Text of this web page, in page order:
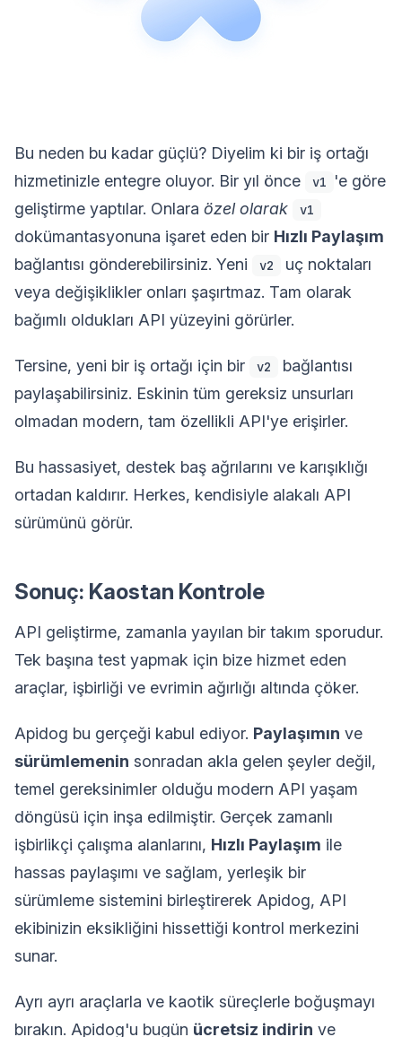
Bu neden bu kadar güçlü? Diyelim ki bir iş ortağı
hizmetinizle entegre oluyor. Bir yıl önce
v1
'e göre
geliştirme yaptılar. Onlara özel olarak v1
dokümantasyonuna işaret eden bir Hızlı Paylaşım
bağlantısı gönderebilirsiniz. Yeni
v2
uç noktaları
veya değişiklikler onları şaşırtmaz. Tam olarak
bağımlı oldukları API yüzeyini görürler.
Tersine, yeni bir iş ortağı için bir v2
bağlantısı
paylaşabilirsiniz. Eskinin tüm gereksiz unsurları
olmadan modern, tam özellikli API'ye erişirler.
Bu hassasiyet, destek baş ağrılarını ve karışıklığı
ortadan kaldırır. Herkes, kendisiyle alakalı API
sürümünü görür.
Sonuç: Kaostan Kontrole
API geliştirme, zamanla yayılan bir takım sporudur.
Tek başına test yapmak için bize hizmet eden
araçlar, işbirliği ve evrimin ağırlığı altında çöker.
Apidog bu gerçeği kabul ediyor. Paylaşımın ve
sürümlemenin sonradan akla gelen şeyler değil,
temel gereksinimler olduğu modern API yaşam
döngüsü için inşa edilmiştir. Gerçek zamanlı
işbirlikçi çalışma alanlarını, Hızlı Paylaşım ile
hassas paylaşımı ve sağlam, yerleşik bir
sürümleme sistemini birleştirerek Apidog, API
ekibinizin eksikliğini hissettiği kontrol merkezini
sunar.
Ayrı ayrı araçlarla ve kaotik süreçlerle boğuşmayı
bırakın. Apidog'u bugün ücretsiz indirin ve